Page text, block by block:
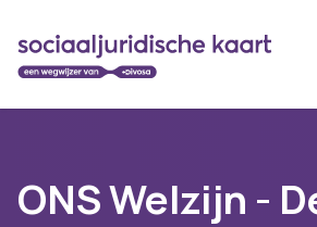
ONS Welzijn -